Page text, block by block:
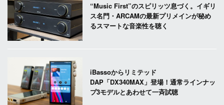
“Music First”のスピリッツ息づく。イギリ
ス名門・ARCAMの最新プリメインが秘め
るスマートな音楽性を聴く
iBassoからリミテッド
DAP「DX340MAX」登場！通常ラインナッ
プ3モデルとあわせて一斉試聴